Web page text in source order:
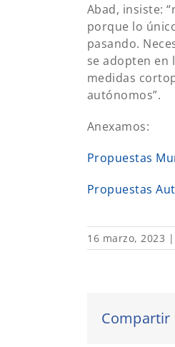
Abad, insiste:
porque lo
pasando.
se adopten en
medidas
autónomos”.
Anexamos:
Propuestas
Propuestas
16 marzo, 2023 |
Compartir